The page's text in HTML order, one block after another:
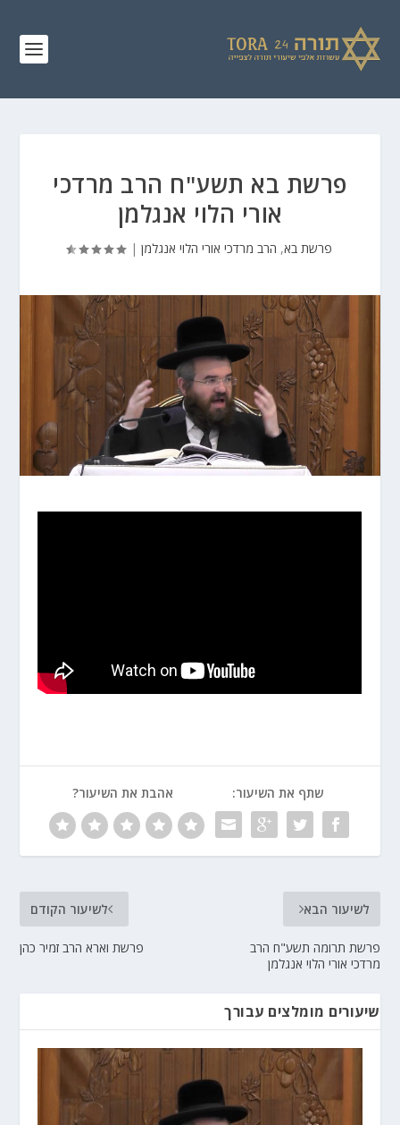
פרשת בא תשע"ח הרב מרדכי
אורי הלוי אנגלמן
פרשת בא, הרב מרדכי אורי הלוי אנגלמן |
שתף את השיעור: אהבת את השיעור?
לשיעור הקודם
פרשת וארא הרב זמיר כהן
לשיעור הבא
פרשת תרומה תשע"ח הרב
מרדכי אורי הלוי אנגלמן
שיעורים מומלצים עבורך